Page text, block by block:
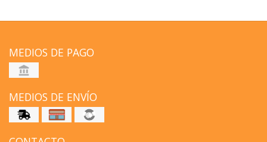
MEDIOS DE PAGO
MEDIOS DE ENVÍO